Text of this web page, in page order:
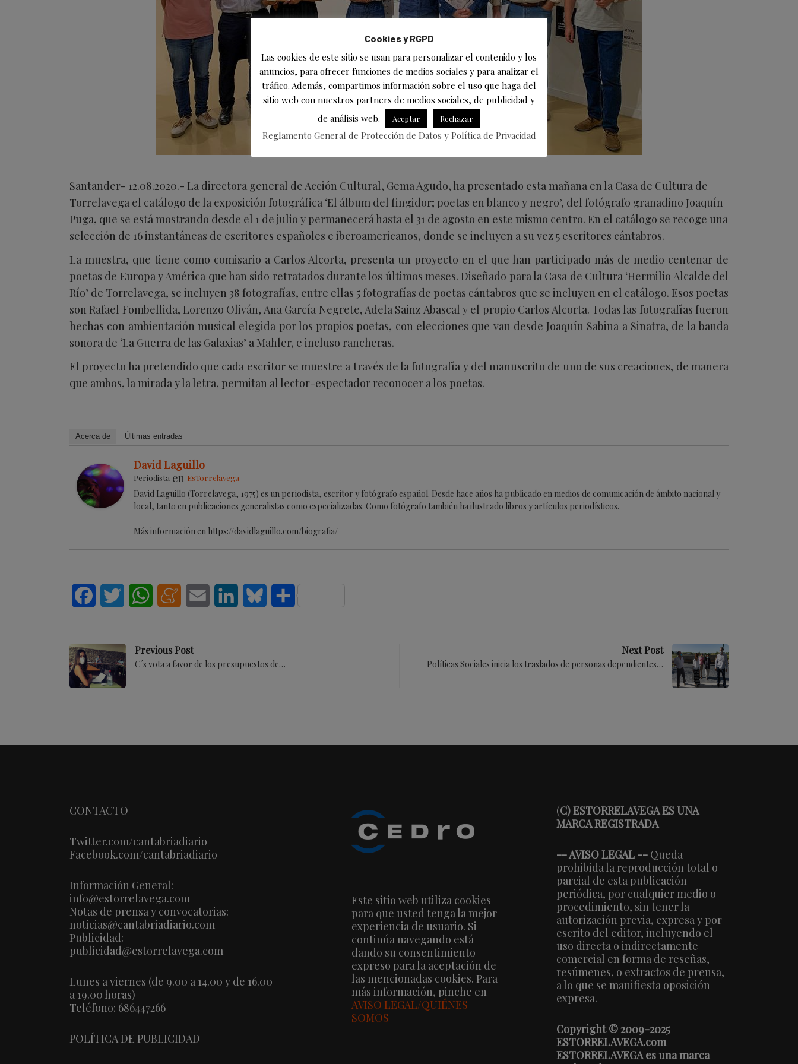
Santander- 12.08.2020.- La directora general de Acción Cultural, Gema Agudo, ha presentado esta mañana en la Casa de Cultura de
Torrelavega el catálogo de la exposición fotográfica ‘El álbum del fingidor; poetas en blanco y negro’, del fotógrafo granadino Joaquín
Puga, que se está mostrando desde el 1 de julio y permanecerá hasta el 31 de agosto en este mismo centro. En el catálogo se recoge una
selección de 16 instantáneas de escritores españoles e iberoamericanos, donde se incluyen a su vez 5 escritores cántabros.
La muestra, que tiene como comisario a Carlos Alcorta, presenta un proyecto en el que han participado más de medio centenar de
poetas de Europa y América que han sido retratados durante los últimos meses. Diseñado para la Casa de Cultura ‘Hermilio Alcalde del
Río’ de Torrelavega, se incluyen 38 fotografías, entre ellas 5 fotografías de poetas cántabros que se incluyen en el catálogo. Esos poetas
son Rafael Fombellida, Lorenzo Oliván, Ana García Negrete, Adela Sainz Abascal y el propio Carlos Alcorta. Todas las fotografías fueron
hechas con ambientación musical elegida por los propios poetas, con elecciones que van desde Joaquín Sabina a Sinatra, de la banda
sonora de ‘La Guerra de las Galaxias’ a Mahler, e incluso rancheras.
El proyecto ha pretendido que cada escritor se muestre a través de la fotografía y del manuscrito de uno de sus creaciones, de manera
que ambos, la mirada y la letra, permitan al lector-espectador reconocer a los poetas.
Acerca de Últimas entradas
David Laguillo
Periodista en EsTorrelavega
David Laguillo (Torrelavega, 1975) es un periodista, escritor y fotógrafo español. Desde hace años ha publicado en medios de comunicación de ámbito nacional y
local, tanto en publicaciones generalistas como especializadas. Como fotógrafo también ha ilustrado libros y artículos periodísticos.
Más información en https://davidlaguillo.com/biografia/
FacebookTwitter WhatsAppMeneameEmail LinkedInBlueskyCompartir
Previous Post
C´s vota a favor de los presupuestos de…
Next Post
Políticas Sociales inicia los traslados de personas dependientes…
CONTACTO
Twitter.com/cantabriadiario
Facebook.com/cantabriadiario
Información General:
info@estorrelavega.com
Notas de prensa y convocatorias:
noticias@cantabriadiario.com
Publicidad:
publicidad@estorrelavega.com
Lunes a viernes (de 9.00 a 14.00 y de 16.00
a 19.00 horas)
Teléfono: 686447266
POLÍTICA DE PUBLICIDAD
Este sitio web utiliza cookies
para que usted tenga la mejor
experiencia de usuario. Si
continúa navegando está
dando su consentimiento
expreso para la aceptación de
las mencionadas cookies. Para
más información, pinche en
AVISO LEGAL/QUIÉNES
SOMOS
(C) ESTORRELAVEGA ES UNA
MARCA REGISTRADA
-- AVISO LEGAL -- Queda
prohibida la reproducción total o
parcial de esta publicación
periódica, por cualquier medio o
procedimiento, sin tener la
autorización previa, expresa y por
escrito del editor, incluyendo el
uso directa o indirectamente
comercial en forma de reseñas,
resúmenes, o extractos de prensa,
a lo que se manifiesta oposición
expresa.
Copyright © 2009-2025
ESTORRELAVEGA.com
ESTORRELAVEGA es una marca
Cookies y RGPD
Las cookies de este sitio se usan para personalizar el contenido y los
anuncios, para ofrecer funciones de medios sociales y para analizar el
tráfico. Además, compartimos información sobre el uso que haga del
sitio web con nuestros partners de medios sociales, de publicidad y
de análisis web.
Aceptar Rechazar
Reglamento General de Protección de Datos y Política de Privacidad